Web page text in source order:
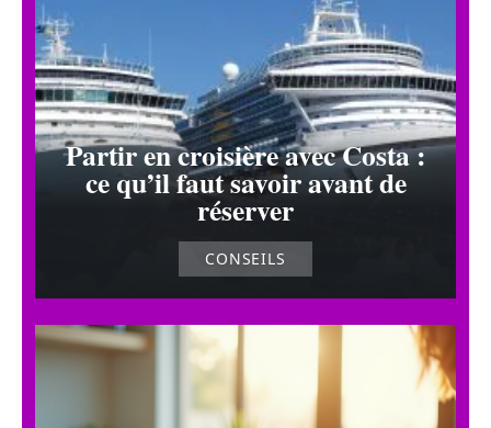
Partir en croisière avec Costa :
ce qu’il faut savoir avant de
réserver
CONSEILS